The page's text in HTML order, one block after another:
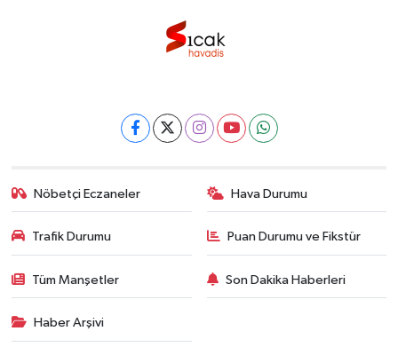
Nöbetçi Eczaneler Hava Durumu
Trafik Durumu Puan Durumu ve Fikstür
Tüm Manşetler Son Dakika Haberleri
Haber Arşivi